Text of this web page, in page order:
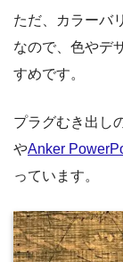
ただ、カラーバ
なので、色やデ
すめです。
プラグむき出し
やAnker
っています。